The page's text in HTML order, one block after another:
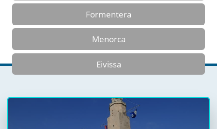
Formentera
Menorca
Eivissa